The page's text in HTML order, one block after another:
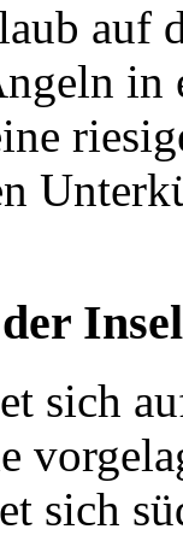
auf
in
sich
sich